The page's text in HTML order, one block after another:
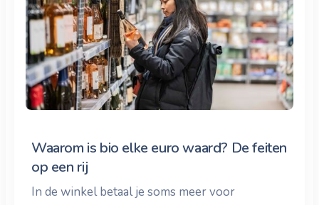
Waarom is bio elke euro waard? De feiten
op een rij
In de winkel betaal je soms meer voor